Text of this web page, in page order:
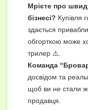
Мрієте про
бізнесі? Купівля
здається
обгорткою може
трилер ⚠️.
Команда
досвідом та
щоб ви не стали
продавця.